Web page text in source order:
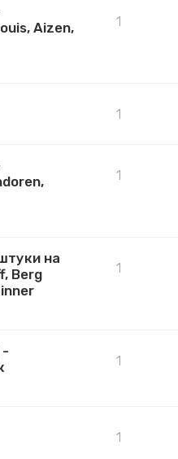
Aizen,
1
1
1
на
Berg
1
-
1
1